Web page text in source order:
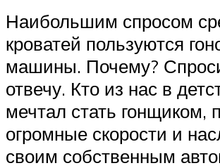
Наибольшим спросом
кроватей пользуются
машины. Почему?
отвечу. Кто из нас в
мечтал стать гонщиком,
огромные скорости и
своим собственным